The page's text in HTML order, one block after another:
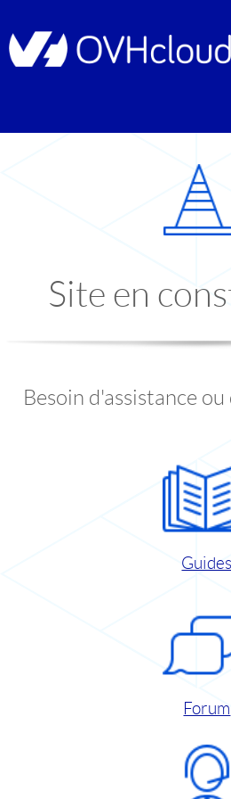
Site en
Besoin d'assistance
Guides
Forum